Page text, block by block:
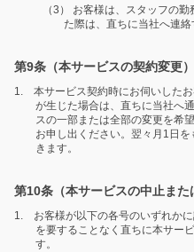
（3） お客様は、スタッフの
た際は、直ちに当社へ連絡
第9条（本サービスの契約変更）
1. 本サービス契約時にお伺いした
が生じた場合は、直ちに当社へ
スの一部または全部の変更を希
お申し出ください。翌々月1日
きます。
第10条（本サービスの中止また
1. お客様が以下の各号のいずれか
を要することなく直ちに本サー
す。